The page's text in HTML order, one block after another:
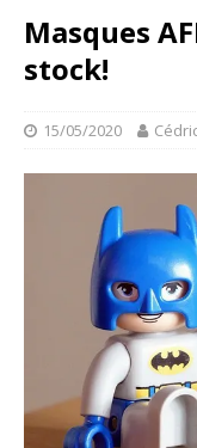
Masques
stock!
15/05/2020